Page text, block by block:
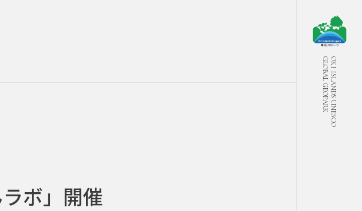
OKI ISLANDS UNESCO
GLOBAL GEOPARK
ボ」開催